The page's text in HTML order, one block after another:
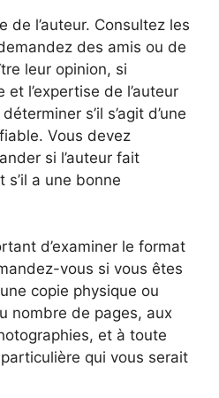
de l’auteur. Consultez les
des amis ou de
leur opinion, si
et l’expertise de l’auteur
s’il s’agit d’une
Vous devez
si l’auteur fait
a une bonne
d’examiner le format
vous si vous êtes
copie physique ou
nombre de pages, aux
et à toute
qui vous serait